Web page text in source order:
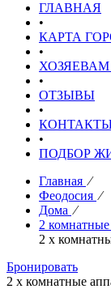
ГЛАВНАЯ
•
КАРТА
•
•
ОТЗЫВЫ
•
•
ПОДБОР
Главная ⁄
Феодосия ⁄
Дома ⁄
2 комнатные
2 х
Бронировать
2 х комнатные